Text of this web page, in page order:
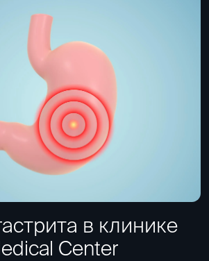
в клинике
Center